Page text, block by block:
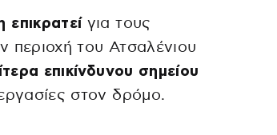
για τους
περιοχή του Ατσαλένιου
επικίνδυνου σημείου
στον δρόμο.